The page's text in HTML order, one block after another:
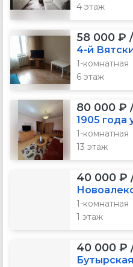
4 этаж
58 000 ₽
4-й
1-комнатная
6 этаж
80 000 ₽
1905 года
1-комнатная
13 этаж
40 000 ₽
1-комнатная
1 этаж
40 000 ₽
Бутырская